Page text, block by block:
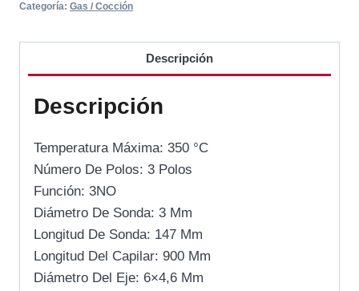
Categoría: Gas / Cocción
Descripción
Descripción
Temperatura Máxima: 350 °C
Número De Polos: 3 Polos
Función: 3NO
Diámetro De Sonda: 3 Mm
Longitud De Sonda: 147 Mm
Longitud Del Capilar: 900 Mm
Diámetro Del Eje: 6×4,6 Mm